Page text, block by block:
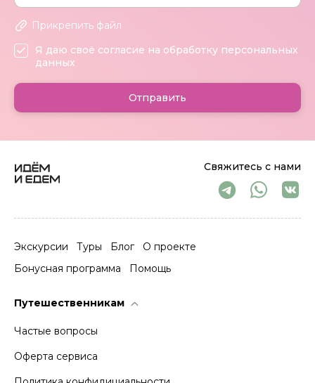
Свяжитесь с нами
Экскурсии Туры Блог
О проекте
Бонусная программа
Помощь
Путешественникам
Частые вопросы
Оферта сервиса
Прикрепить файл
Я даю своё согласие на обработку персональных
данных
Отправить